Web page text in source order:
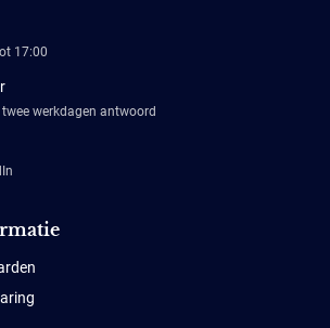
17:00
werkdagen antwoord